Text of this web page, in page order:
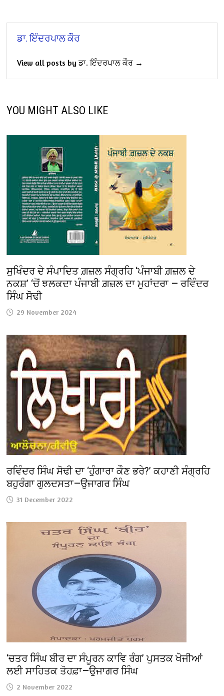
ਡਾ. ਇੰਦਰਪਾਲ ਕੌਰ
View all posts by ਡਾ. ਇੰਦਰਪਾਲ ਕੌਰ →
YOU MIGHT ALSO LIKE
ਸੁਖਿੰਦਰ ਦੇ ਸੰਪਾਦਿਤ ਗ਼ਜ਼ਲ ਸੰਗ੍ਰਹਿ ‘ਪੰਜਾਬੀ ਗ਼ਜ਼ਲ ਦੇ
ਨਕਸ਼’ ‘ਚੋਂ ਝਲਕਦਾ ਪੰਜਾਬੀ ਗ਼ਜ਼ਲ ਦਾ ਮੁਹਾਂਦਰਾ — ਰਵਿੰਦਰ
ਸਿੰਘ ਸੋਢੀ
29 November 2024
ਰਵਿੰਦਰ ਸਿੰਘ ਸੋਢੀ ਦਾ ‘ਹੁੰਗਾਰਾ ਕੌਣ ਭਰੇ?’ ਕਹਾਣੀ ਸੰਗ੍ਰਹਿ
ਬਹੁਰੰਗਾ ਗੁਲਦਸਤਾ—ਉਜਾਗਰ ਸਿੰਘ
31 December 2022
‘ਚਤਰ ਸਿੰਘ ਬੀਰ ਦਾ ਸੰਪੂਰਨ ਕਾਵਿ ਰੰਗ’ ਪੁਸਤਕ ਖੋਜੀਆਂ
ਲਈ ਸਾਹਿਤਕ ਤੋਹਫ਼ਾ—ਉਜਾਗਰ ਸਿੰਘ
2 November 2022